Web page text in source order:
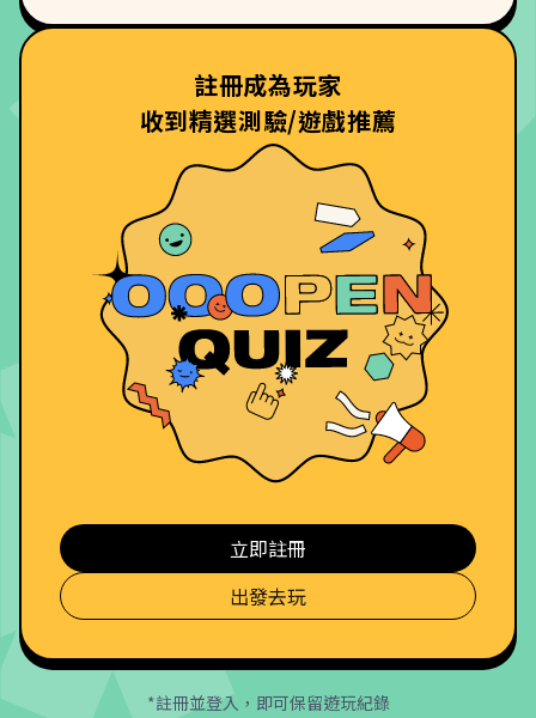
註冊成為玩家
收到精選測驗/遊戲推薦
立即註冊
出發去玩
*註冊並登入，即可保留遊玩紀錄